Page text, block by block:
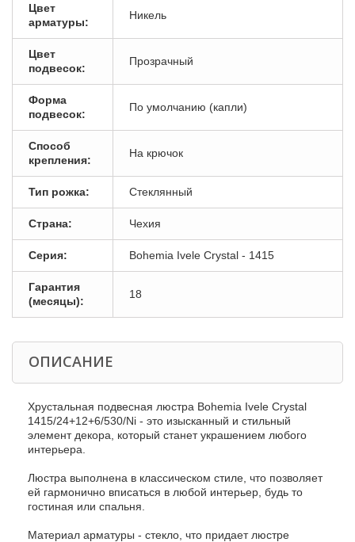
Цвет
арматуры:
Никель
Цвет
подвесок:
Прозрачный
Форма
подвесок:
По умолчанию (капли)
Способ
крепления:
На крючок
Тип рожка: Стеклянный
Страна: Чехия
Серия: Bohemia Ivele Crystal - 1415
Гарантия
(месяцы):
18
ОПИСАНИЕ
Хрустальная подвесная люстра Bohemia Ivele Crystal
1415/24+12+6/530/Ni - это изысканный и стильный
элемент декора, который станет украшением любого
интерьера.
Люстра выполнена в классическом стиле, что позволяет
ей гармонично вписаться в любой интерьер, будь то
гостиная или спальня.
Материал арматуры - стекло, что придает люстре